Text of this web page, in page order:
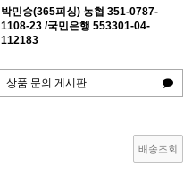
박민승(365피싱) 농협 351-0787-
1108-23 /국민은행 553301-04-
112183
상품 문의 게시판
배송조회